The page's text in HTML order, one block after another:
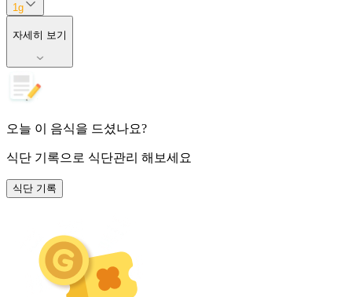
1 g
자세히 보기
오늘 이 음식을 드셨나요?
식단 기록으로 식단관리 해보세요
식단 기록